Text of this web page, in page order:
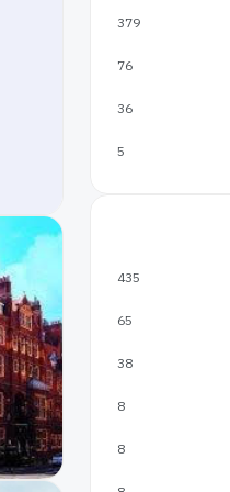
15
14
12
10
7
5
5
5
5
379
76
36
5
435
65
38
8
8